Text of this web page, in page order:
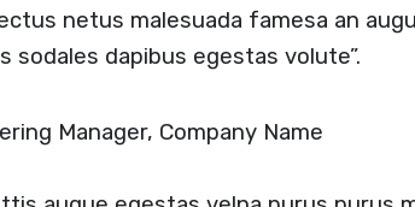
netus malesuada famesa an
sodales dapibus egestas volute”.
Manager, Company Name